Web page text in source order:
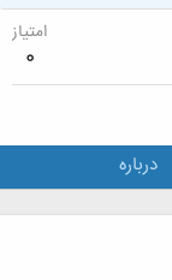
امتیاز
0
درباره